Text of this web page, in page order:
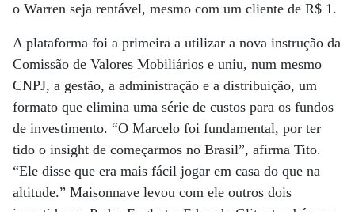
o Warren seja rentável, mesmo com um cliente de R$ 1.
A plataforma foi a primeira a utilizar a nova instrução da
Comissão de Valores Mobiliários e uniu, num mesmo
CNPJ, a gestão, a administração e a distribuição, um
formato que elimina uma série de custos para os fundos
de investimento. “O Marcelo foi fundamental, por ter
tido o insight de começarmos no Brasil”, afirma Tito.
“Ele disse que era mais fácil jogar em casa do que na
altitude.” Maisonnave levou com ele outros dois